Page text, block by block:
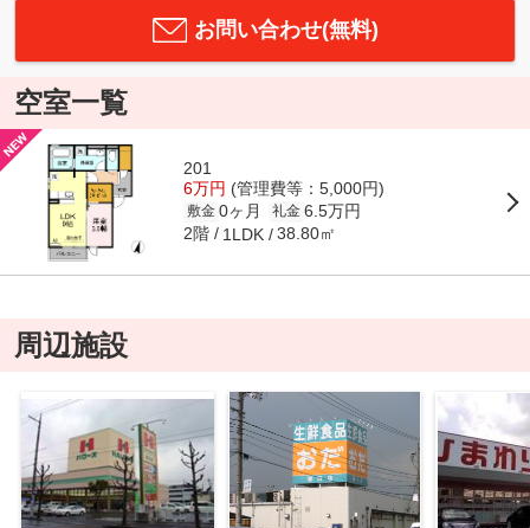
お問い合わせ(無料)
空室一覧
201
6万円 (管理費等：5,000円)
敷金 0ヶ月 礼金 6.5万円
2階 1LDK 38.80㎡
周辺施設